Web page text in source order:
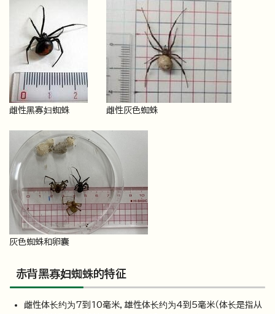
雌性黑寡妇蜘蛛 雌性灰色蜘蛛
灰色蜘蛛和卵囊
赤背黑寡妇蜘蛛的特征
雌性体长约为7到10毫米，雄性体长约为4到5毫米（体长是指从